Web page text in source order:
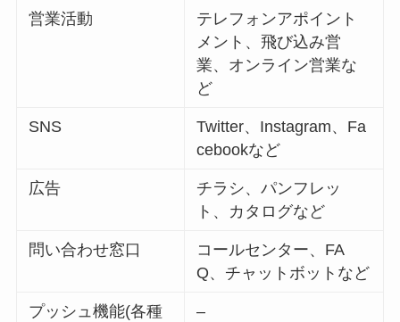
営業活動
テレフォンアポイント
メント、飛び込み営
業、オンライン営業な
ど
SNS
Twitter、Instagram、Fa
cebookなど
広告
チラシ、パンフレッ
ト、カタログなど
問い合わせ窓口
コールセンター、FA
Q、チャットボットなど
プッシュ機能(各種
–